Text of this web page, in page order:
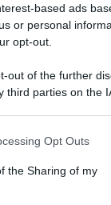
based ads
or personal
opt-out.
out of the further
third parties on the
be disclosed by
parties.
Opt Outs
the Sharing of my
con Guccini nella
la gara di disegni
il rapporto con i
nuovo album
di creatività